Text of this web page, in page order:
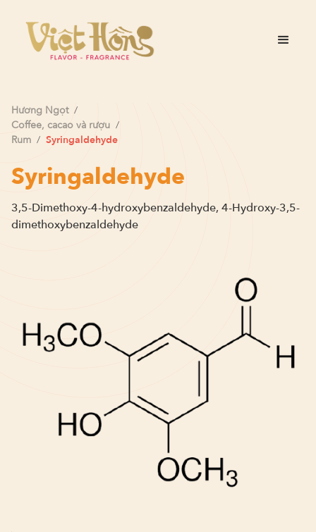
Hương Ngọt /
Coffee, cacao và rượu /
Rum / Syringaldehyde
Syringaldehyde
3,5-Dimethoxy-4-hydroxybenzaldehyde, 4-Hydroxy-3,5-
dimethoxybenzaldehyde